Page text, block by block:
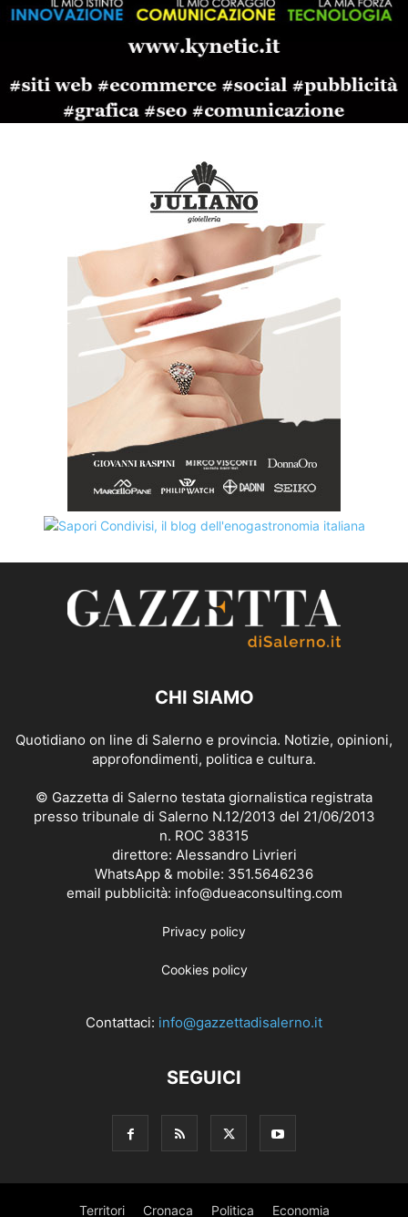
CHI SIAMO
Quotidiano on line di Salerno e provincia. Notizie, opinioni,
approfondimenti, politica e cultura.
© Gazzetta di Salerno testata giornalistica registrata
presso tribunale di Salerno N.12/2013 del 21/06/2013
n. ROC 38315
direttore: Alessandro Livrieri
WhatsApp & mobile: 351.5646236
email pubblicità: info@dueaconsulting.com
Privacy policy
Cookies policy
Contattaci: info@gazzettadisalerno.it
SEGUICI
Territori Cronaca Politica Economia